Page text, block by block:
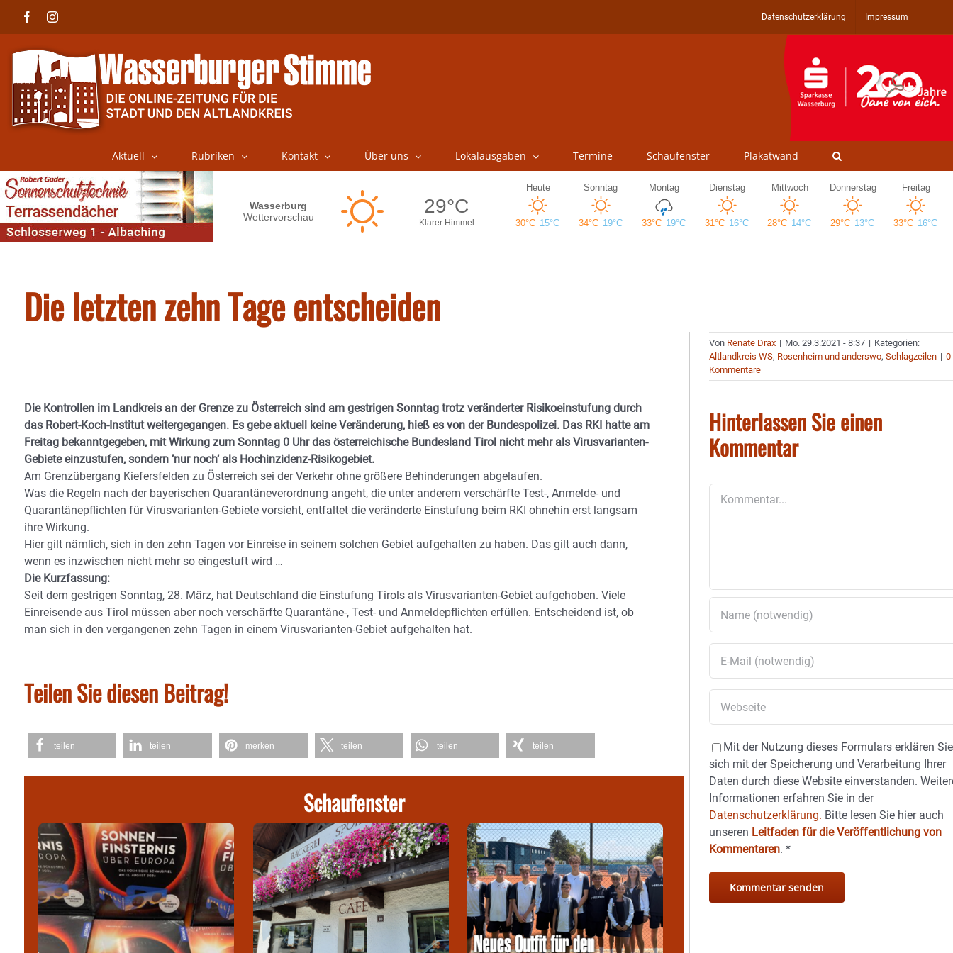
FacebookInstagram Datenschutzerklärung Impressum
Aktuell Rubriken Kontakt Über uns Lokalausgaben Termine Schaufenster Plakatwand
Die letzten zehn Tage entscheiden
Die Kontrollen im Landkreis an der Grenze zu Österreich sind am gestrigen Sonntag trotz veränderter Risikoeinstufung durch
das Robert-Koch-Institut weitergegangen. Es gebe aktuell keine Veränderung, hieß es von der Bundespolizei. Das RKI hatte am
Freitag bekanntgegeben, mit Wirkung zum Sonntag 0 Uhr das österreichische Bundesland Tirol nicht mehr als Virusvarianten-
Gebiete einzustufen, sondern ’nur noch‘ als Hochinzidenz-Risikogebiet.
Am Grenzübergang Kiefersfelden zu Österreich sei der Verkehr ohne größere Behinderungen abgelaufen.
Was die Regeln nach der bayerischen Quarantäneverordnung angeht, die unter anderem verschärfte Test-, Anmelde- und
Quarantänepflichten für Virusvarianten-Gebiete vorsieht, entfaltet die veränderte Einstufung beim RKI ohnehin erst langsam
ihre Wirkung.
Hier gilt nämlich, sich in den zehn Tagen vor Einreise in seinem solchen Gebiet aufgehalten zu haben. Das gilt auch dann,
wenn es inzwischen nicht mehr so eingestuft wird …
Die Kurzfassung:
Seit dem gestrigen Sonntag, 28. März, hat Deutschland die Einstufung Tirols als Virusvarianten-Gebiet aufgehoben. Viele
Einreisende aus Tirol müssen aber noch verschärfte Quarantäne-, Test- und Anmeldepflichten erfüllen. Entscheidend ist, ob
man sich in den vergangenen zehn Tagen in einem Virusvarianten-Gebiet aufgehalten hat.
Teilen Sie diesen Beitrag!
teilen teilen merken teilen teilen teilen
Schaufenster
Von Renate Drax | Mo. 29.3.2021 - 8:37 | Kategorien:
Altlandkreis WS, Rosenheim und anderswo,Schlagzeilen | 0
Kommentare
Hinterlassen Sie einen
Kommentar
Mit der Nutzung dieses Formulars erklären Sie
sich mit der Speicherung und Verarbeitung Ihrer
Daten durch diese Website einverstanden.
Informationen erfahren Sie in der
Datenschutzerklärung. Bitte lesen Sie hier auch
unseren Leitfaden für die Veröffentlichung von
Kommentaren.*